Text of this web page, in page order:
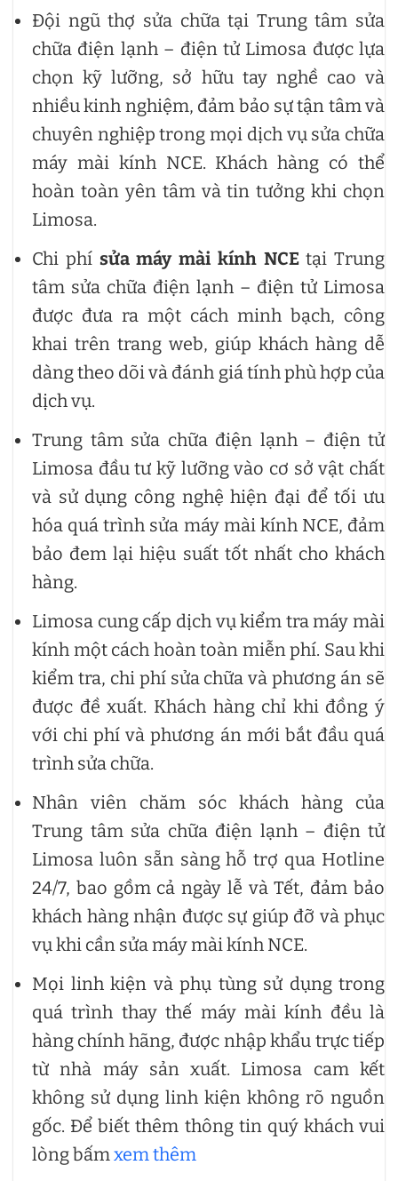
Đội ngũ thợ sửa chữa tại Trung tâm sửa
chữa điện lạnh – điện tử Limosa được lựa
chọn kỹ lưỡng, sở hữu tay nghề cao và
nhiều kinh nghiệm, đảm bảo sự tận tâm và
chuyên nghiệp trong mọi dịch vụ sửa chữa
máy mài kính NCE. Khách hàng có thể
hoàn toàn yên tâm và tin tưởng khi chọn
Limosa.
Chi phí sửa máy mài kính NCEtại Trung
tâm sửa chữa điện lạnh – điện tử Limosa
được đưa ra một cách minh bạch, công
khai trên trang web, giúp khách hàng dễ
dàng theo dõi và đánh giá tính phù hợp của
dịch vụ.
Trung tâm sửa chữa điện lạnh – điện tử
Limosa đầu tư kỹ lưỡng vào cơ sở vật chất
và sử dụng công nghệ hiện đại để tối ưu
hóa quá trình sửa máy mài kính NCE, đảm
bảo đem lại hiệu suất tốt nhất cho khách
hàng.
Limosa cung cấp dịch vụ kiểm tra máy mài
kính một cách hoàn toàn miễn phí. Sau khi
kiểm tra, chi phí sửa chữa và phương án sẽ
được đề xuất. Khách hàng chỉ khi đồng ý
với chi phí và phương án mới bắt đầu quá
trình sửa chữa.
Nhân viên chăm sóc khách hàng của
Trung tâm sửa chữa điện lạnh – điện tử
Limosa luôn sẵn sàng hỗ trợ qua Hotline
24/7, bao gồm cả ngày lễ và Tết, đảm bảo
khách hàng nhận được sự giúp đỡ và phục
vụ khi cần sửa máy mài kính NCE.
Mọi linh kiện và phụ tùng sử dụng trong
quá trình thay thế máy mài kính đều là
hàng chính hãng, được nhập khẩu trực tiếp
từ nhà máy sản xuất. Limosa cam kết
không sử dụng linh kiện không rõ nguồn
gốc. Để biết thêm thông tin quý khách vui
lòng bấmxem thêm